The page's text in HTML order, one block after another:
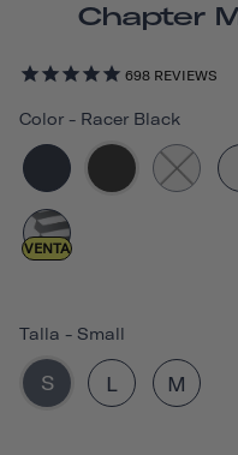
Chapter
698 REVIEWS
Color - Racer Black
VENTA
Talla - Small
S L M